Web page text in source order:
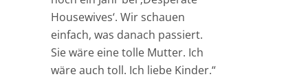
Housewives‘. Wir schauen
einfach, was danach passiert.
Sie wäre eine tolle Mutter. Ich
wäre auch toll. Ich liebe Kinder.“